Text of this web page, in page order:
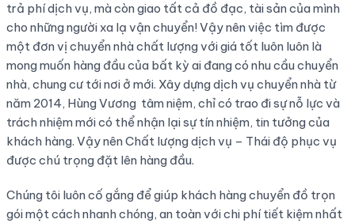
trả phí dịch vụ, mà còn giao tất cả đồ đạc, tài sản của mình
cho những người xa lạ vận chuyển! Vậy nên việc tìm được
một đơn vị chuyển nhà chất lượng với giá tốt luôn luôn là
mong muốn hàng đầu của bất kỳ ai đang có nhu cầu chuyển
nhà, chung cư tới nơi ở mới. Xây dựng dịch vụ chuyển nhà từ
năm 2014, Hùng Vương tâm niệm, chỉ có trao đi sự nỗ lực và
trách nhiệm mới có thể nhận lại sự tín nhiệm, tin tưởng của
khách hàng. Vậy nên Chất lượng dịch vụ – Thái độ phục vụ
được chú trọng đặt lên hàng đầu.
Chúng tôi luôn cố gắng để giúp khách hàng chuyển đồ trọn
gói một cách nhanh chóng, an toàn với chi phí tiết kiệm nhất